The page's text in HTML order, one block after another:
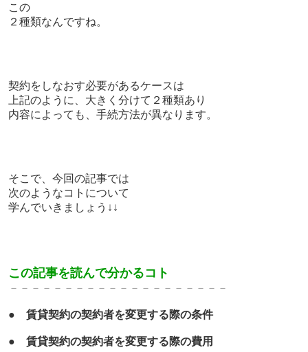
この
２種類なんですね。
契約をしなおす必要があるケースは
上記のように、 大きく分けて２種類あり
内容によっても、手続方法が異なります。
そこで、今回の記事では
次のようなコトについて
学んでいきましょう↓↓
この記事を読んで分かるコト
－－－－－－－－－－－－－ －－－－－－－
● 賃貸契約の契約者を変更する際の条件
● 賃貸契約の契約者を変更する際の費用